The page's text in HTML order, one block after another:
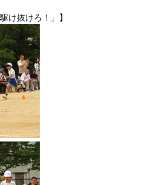
駆け抜けろ！」】